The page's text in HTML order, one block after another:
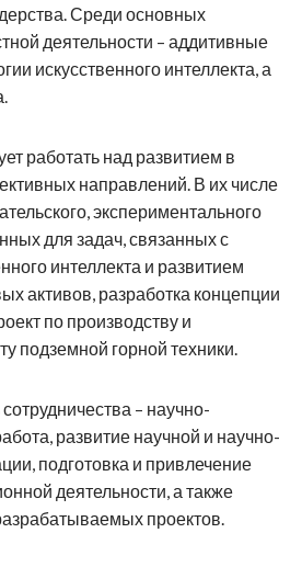
Среди основных
деятельности – аддитивные
искусственного интеллекта, а
работать над развитием в
направлений. В их числе
экспериментального
для задач, связанных с
интеллекта и развитием
активов, разработка концепции
по производству и
подземной горной техники.
– научно-
развитие научной и научно-
подготовка и привлечение
деятельности, а также
проектов.